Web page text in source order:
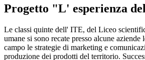
Progetto "L' esperienza
Le classi quinte dell' ITE, del Liceo
umane si sono recate presso alcune aziende
campo le strategie di marketing e
produzione dei prodotti del territorio.